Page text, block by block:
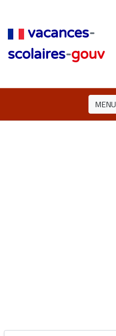
vacances-
scolaires-gouv
MENU